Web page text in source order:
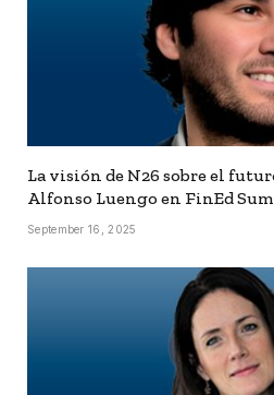
La visión de N26 sobre el
Alfonso Luengo en FinEd
September 16, 2025